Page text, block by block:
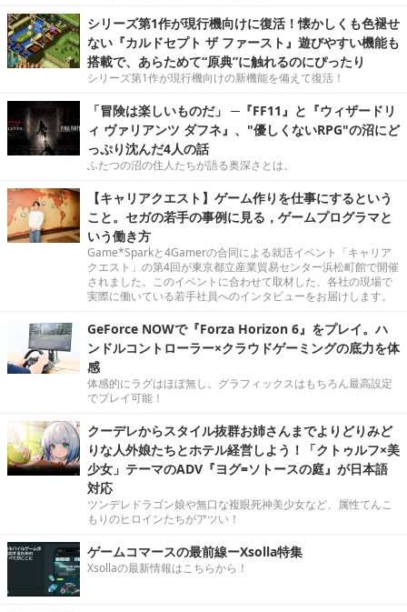
シリーズ第1作が現行機向けに復活！懐かしくも色褪せ
ない『カルドセプト ザ ファースト』遊びやすい機能も
搭載で、あらためて“原典”に触れるのにぴったり
シリーズ第1作が現行機向けの新機能を備えて復活！
「冒険は楽しいものだ」 ─『FF11』と『ウィザードリ
ィ ヴァリアンツ ダフネ』、"優しくないRPG"の沼にど
っぷり沈んだ4人の話
ふたつの沼の住人たちが語る奥深さとは。
【キャリアクエスト】ゲーム作りを仕事にするという
こと。セガの若手の事例に見る，ゲームプログラマと
いう働き方
Game*Sparkと4Gamerの合同による就活イベント「キャリア
クエスト」の第4回が東京都立産業貿易センター浜松町館で開催
されました。このイベントに合わせて取材した、各社の現場で
実際に働いている若手社員へのインタビューをお届けします。
GeForce NOWで『Forza Horizon 6』をプレイ。ハ
ンドルコントローラー×クラウドゲーミングの底力を体
感
体感的にラグはほぼ無し。グラフィックスはもちろん最高設定
でプレイ可能！
クーデレからスタイル抜群お姉さんまでよりどりみど
りな人外娘たちとホテル経営しよう！「クトゥルフ×美
少女」テーマのADV『ヨグ=ソトースの庭』が日本語
対応
ツンデレドラゴン娘や無口な複眼死神美少女など、属性てんこ
もりのヒロインたちがアツい！
ゲームコマースの最前線ーXsolla特集
Xsollaの最新情報はこちらから！